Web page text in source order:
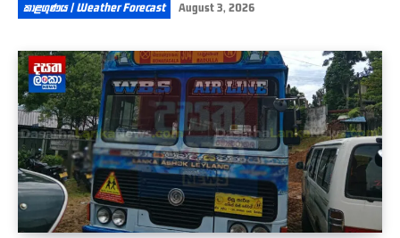
කාළගුණය | Weather Forecast August 3, 2026